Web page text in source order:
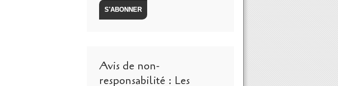
Avis de non-
responsabilité : Les